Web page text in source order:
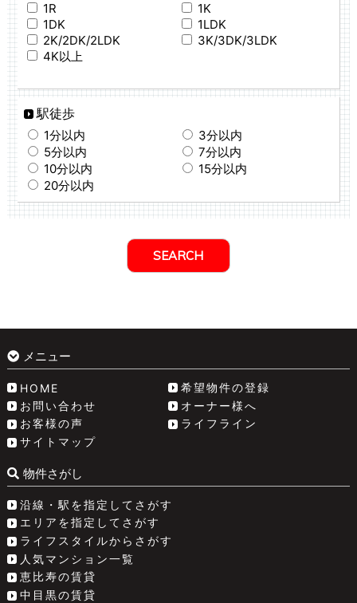
1R
1K
1DK
1LDK
2K/2DK/2LDK
3K/3DK/3LDK
4K以上
駅徒歩
1分以内
3分以内
5分以内
7分以内
10分以内
15分以内
20分以内
メニュー
HOME
希望物件の登録
お問い合わせ
オーナー様へ
お客様の声
ライフライン
サイトマップ
物件さがし
沿線・駅を指定してさがす
エリアを指定してさがす
ライフスタイルからさがす
人気マンション一覧
恵比寿の賃貸
中目黒の賃貸